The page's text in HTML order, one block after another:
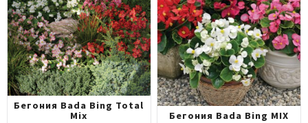
Бегония Bada Bing Total
Mix
Бегония Bada Bing MIX